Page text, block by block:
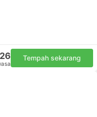
Tempah sekarang